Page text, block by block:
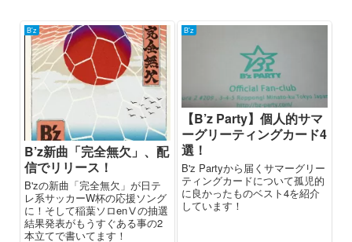
B'z
B’z新曲「完全無欠」、配
信でリリース！
B'zの新曲「完全無欠」が日テ
レ系サッカーW杯の応援ソング
に！そして稲葉ソロenⅤの抽選
結果発表がもうすぐある事の2
本立てで書いてます！
B'z
【B’z Party】個人的サマ
ーグリーティングカード4
選！
B'z Partyから届くサマーグリー
ティングカードについて孤児的
に良かったものベスト4を紹介
しています！